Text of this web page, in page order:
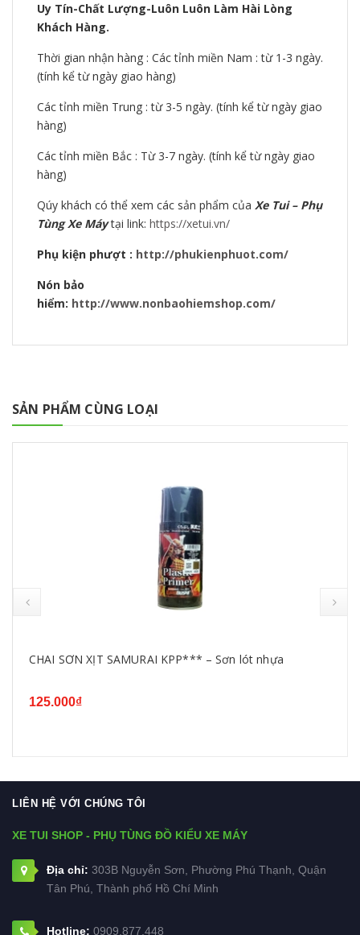
Uy Tín-Chất Lượng-Luôn Luôn Làm Hài Lòng
Khách Hàng.
Thời gian nhận hàng : Các tỉnh miền Nam : từ 1-3 ngày.
(tính kể từ ngày giao hàng)
Các tỉnh miền Trung : từ 3-5 ngày. (tính kể từ ngày giao
hàng)
Các tỉnh miền Bắc : Từ 3-7 ngày. (tính kể từ ngày giao
hàng)
Qúy khách có thể xem các sản phẩm của Xe Tui – Phụ
Tùng Xe Máytại link: https://xetui.vn/
Phụ kiện phượt : http://phukienphuot.com/
Nón bảo
hiểm: http://www.nonbaohiemshop.com/
SẢN PHẨM CÙNG LOẠI
CHAI SƠN XỊT SAMURAI KPP*** – Sơn lót nhựa
125.000₫
LIÊN HỆ VỚI CHÚNG TÔI
XE TUI SHOP - PHỤ TÙNG ĐỒ KIỂU XE MÁY
Địa chỉ: 303B Nguyễn Sơn, Phường Phú Thạnh, Quận
Tân Phú, Thành phố Hồ Chí Minh
Hotline: 0909.877.448